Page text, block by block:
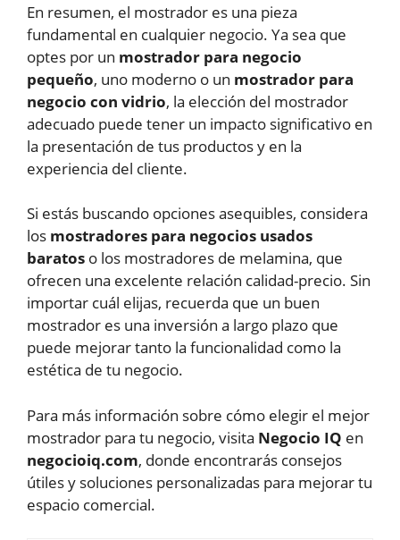
En resumen, el mostrador es una pieza
fundamental en cualquier negocio. Ya sea que
optes por un mostrador para negocio
pequeño, uno moderno o un mostrador para
negocio con vidrio, la elección del mostrador
adecuado puede tener un impacto significativo en
la presentación de tus productos y en la
experiencia del cliente.
Si estás buscando opciones asequibles, considera
los mostradores para negocios usados
baratos o los mostradores de melamina, que
ofrecen una excelente relación calidad-precio. Sin
importar cuál elijas, recuerda que un buen
mostrador es una inversión a largo plazo que
puede mejorar tanto la funcionalidad como la
estética de tu negocio.
Para más información sobre cómo elegir el mejor
mostrador para tu negocio, visita Negocio IQ en
negocioiq.com, donde encontrarás consejos
útiles y soluciones personalizadas para mejorar tu
espacio comercial.